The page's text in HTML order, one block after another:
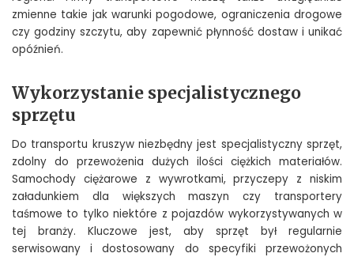
zmienne takie jak warunki pogodowe, ograniczenia drogowe
czy godziny szczytu, aby zapewnić płynność dostaw i unikać
opóźnień.
Wykorzystanie specjalistycznego
sprzętu
Do transportu kruszyw niezbędny jest specjalistyczny sprzęt,
zdolny do przewożenia dużych ilości ciężkich materiałów.
Samochody ciężarowe z wywrotkami, przyczepy z niskim
załadunkiem dla większych maszyn czy transportery
taśmowe to tylko niektóre z pojazdów wykorzystywanych w
tej branży. Kluczowe jest, aby sprzęt był regularnie
serwisowany i dostosowany do specyfiki przewożonych